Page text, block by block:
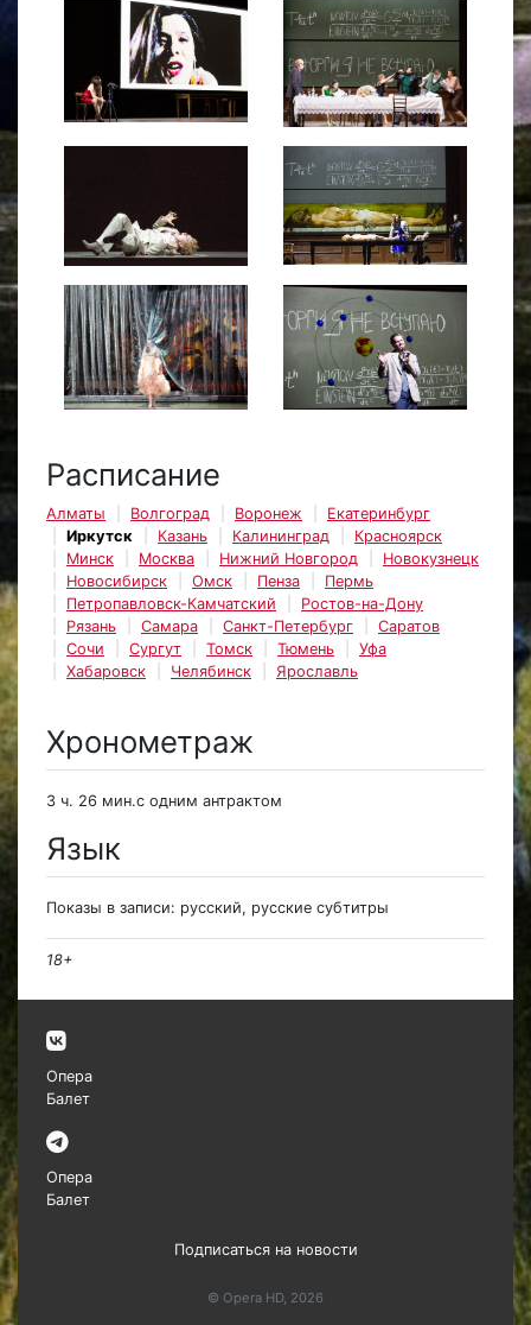
Расписание
Алматы Волгоград Воронеж
Екатеринбург
Иркутск
Казань Калининград
Красноярск
Минск
Москва Нижний Новгород
Новокузнецк
Новосибирск
Омск Пенза
Пермь
Петропавловск-Камчатский
Ростов-на-Дону
Рязань
Самара Санкт-Петербург
Саратов
Сочи
Сургут Томск Тюмень
Уфа
Хабаровск
Челябинск Ярославль
Хронометраж
3 ч. 26 мин.с одним антрактом
Язык
Показы в записи: русский, русские субтитры
18+
Опера
Балет
Опера
Балет
Подписаться на новости
© Opera HD, 2026